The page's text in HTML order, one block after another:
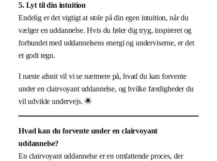
5. Lyt til din intuition
Endelig er det vigtigt at stole på din egen intuition, når du
vælger en uddannelse. Hvis du føler dig tryg, inspireret og
forbundet med uddannelsens energi og underviserne, er det
et godt tegn.
I næste afsnit vil vi se nærmere på, hvad du kan forvente
under en clairvoyant uddannelse, og hvilke færdigheder du
vil udvikle undervejs. 🌟
Hvad kan du forvente under en clairvoyant
uddannelse?
En clairvoyant uddannelse er en omfattende proces, der